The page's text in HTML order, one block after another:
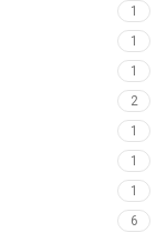
1
1
1
2
1
1
1
6